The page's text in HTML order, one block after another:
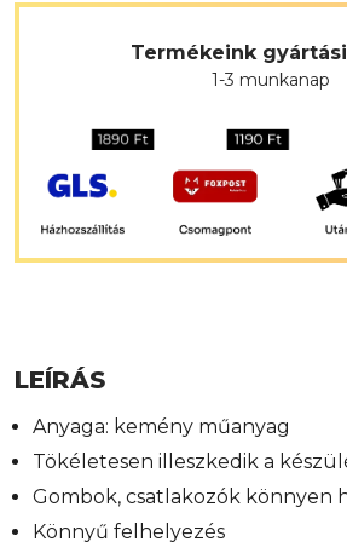
Termékeink
1-3 munkanap
LEÍRÁS
Anyaga: kemény műanyag
Tökéletesen illeszkedik a
Gombok, csatlakozók könnyen
Könnyű felhelyezés